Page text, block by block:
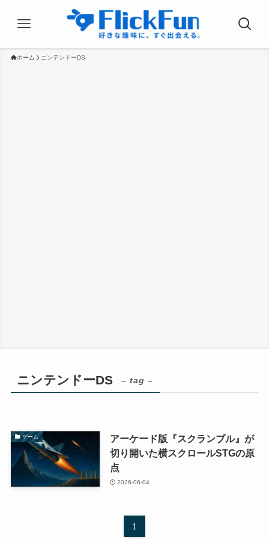
ホーム ニンテンドーDS
ニンテンドーDS – tag –
ゲーム
アーケード版『スクランブル』が
切り開いた横スクロールSTGの原
点
2026-06-04
1